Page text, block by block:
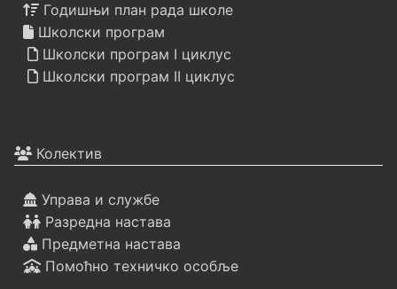
Годишњи план рада школе
Школски програм
Школски програм I циклус
Школски програм II циклус
Колектив
Управа и службе
Разредна настава
Предметна настава
Помоћно техничко особље